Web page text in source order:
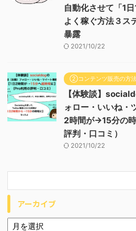
自動化させて「1
よく稼ぐ方法３ス
暴露
2021/10/22
②コンテンツ販売の方
【体験談】
ォロー・いいね・
2時間が→15分の
評判・口コミ）
2021/10/22
アーカイブ